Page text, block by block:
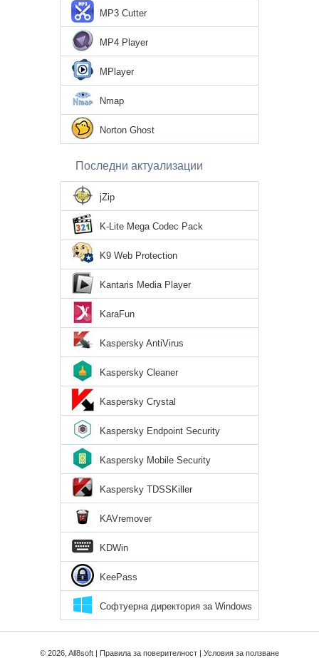
MP3 Cutter
MP4 Player
MPlayer
Nmap
Norton Ghost
Последни актуализации
jZip
K-Lite Mega Codec Pack
K9 Web Protection
Kantaris Media Player
KaraFun
Kaspersky AntiVirus
Kaspersky Cleaner
Kaspersky Crystal
Kaspersky Endpoint Security
Kaspersky Mobile Security
Kaspersky TDSSKiller
KAVremover
KDWin
KeePass
Софтуерна директория за Windows
8
© 2026, All8soft | Правила за поверителност | Условия за ползване